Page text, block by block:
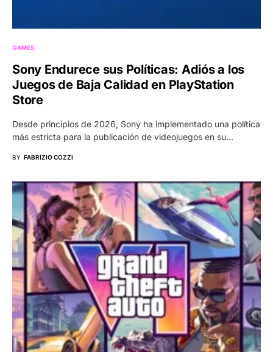
GAMES
Sony Endurece sus Políticas: Adiós a los
Juegos de Baja Calidad en PlayStation
Store
Desde principios de 2026, Sony ha implementado una política
más estricta para la publicación de videojuegos en su…
BY FABRIZIO COZZI